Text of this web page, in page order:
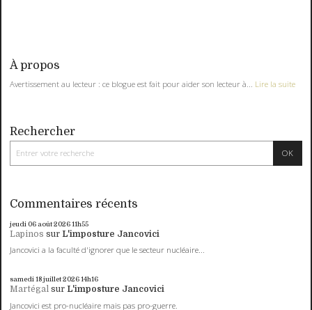
À propos
Avertissement au lecteur : ce blogue est fait pour aider son lecteur à... Lire la suite
Rechercher
Commentaires récents
jeudi 06 août 202611h55
Lapinos sur L'imposture Jancovici
Jancovici a la faculté d'ignorer que le secteur nucléaire...
samedi 18juillet 202614h16
Martégal sur L'imposture Jancovici
Jancovici est pro-nucléaire mais pas pro-guerre.